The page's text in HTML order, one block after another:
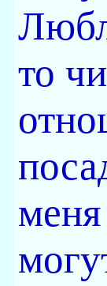
то